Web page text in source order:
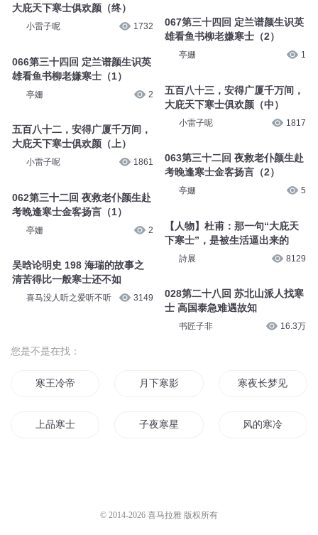
大庇天下寒士俱欢颜（终）
小雷子呢 1732
066第三十四回 定兰谱颜生识英
雄看鱼书柳老嫌寒士（1）
亭姗 2
五百八十二，安得广厦千万间，
大庇天下寒士俱欢颜（上）
小雷子呢 1861
062第三十二回 夜救老仆颜生赴
考晚逢寒士金客扬言（1）
亭姗 2
吴晗论明史 198 海瑞的故事之
清苦得比一般寒士还不如
喜马没人听之爱听不听 3149
067第三十四回 定兰谱颜生识英
雄看鱼书柳老嫌寒士（2）
亭姗 1
五百八十三，安得广厦千万间，
大庇天下寒士俱欢颜（中）
小雷子呢 1817
063第三十二回 夜救老仆颜生赴
考晚逢寒士金客扬言（2）
亭姗 5
【人物】杜甫：那一句“大庇天
下寒士”，是被生活逼出来的
詩展 8129
028第二十八回 苏北山派人找寒
士 高国泰急难遇故知
书匠子非 16.3万
您是不是在找：
寒王冷帝 月下寒影 寒夜长梦见
上品寒士 子夜寒星 风的寒冷
© 2014-2026 喜马拉雅 版权所有